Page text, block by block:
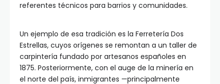
referentes técnicos para barrios y comunidades.
Un ejemplo de esa tradición es la Ferretería Dos
Estrellas, cuyos orígenes se remontan a un taller de
carpintería fundado por artesanos españoles en
1875. Posteriormente, con el auge de la minería en
el norte del país, inmigrantes —principalmente